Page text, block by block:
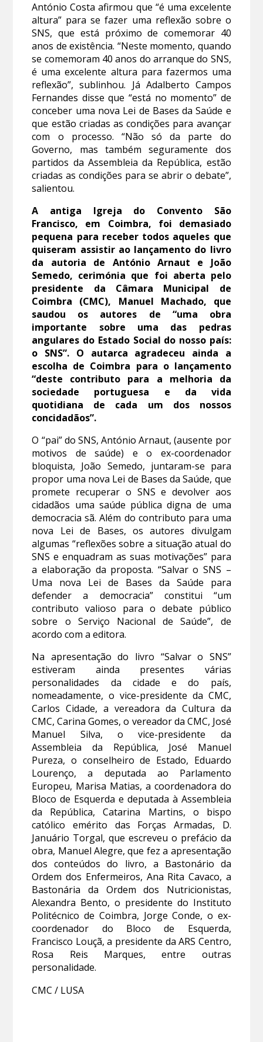
António Costa afirmou que “é uma excelente
altura” para se fazer uma reflexão sobre o
SNS, que está próximo de comemorar 40
anos de existência. “Neste momento, quando
se comemoram 40 anos do arranque do SNS,
é uma excelente altura para fazermos uma
reflexão”, sublinhou. Já Adalberto Campos
Fernandes disse que “está no momento” de
conceber uma nova Lei de Bases da Saúde e
que estão criadas as condições para avançar
com o processo. “Não só da parte do
Governo, mas também seguramente dos
partidos da Assembleia da República, estão
criadas as condições para se abrir o debate”,
salientou.
A antiga Igreja do Convento São
Francisco, em Coimbra, foi demasiado
pequena para receber todos aqueles que
quiseram assistir ao lançamento do livro
da autoria de António Arnaut e João
Semedo, cerimónia que foi aberta pelo
presidente da Câmara Municipal de
Coimbra (CMC), Manuel Machado, que
saudou os autores de “uma obra
importante sobre uma das pedras
angulares do Estado Social do nosso país:
o SNS”. O autarca agradeceu ainda a
escolha de Coimbra para o lançamento
“deste contributo para a melhoria da
sociedade portuguesa e da vida
quotidiana de cada um dos nossos
concidadãos”.
O “pai” do SNS, António Arnaut, (ausente por
motivos de saúde) e o ex-coordenador
bloquista, João Semedo, juntaram-se para
propor uma nova Lei de Bases da Saúde, que
promete recuperar o SNS e devolver aos
cidadãos uma saúde pública digna de uma
democracia sã. Além do contributo para uma
nova Lei de Bases, os autores divulgam
algumas “reflexões sobre a situação atual do
SNS e enquadram as suas motivações” para
a elaboração da proposta. “Salvar o SNS –
Uma nova Lei de Bases da Saúde para
defender a democracia” constitui “um
contributo valioso para o debate público
sobre o Serviço Nacional de Saúde”, de
acordo com a editora.
Na apresentação do livro “Salvar o SNS”
estiveram ainda presentes várias
personalidades da cidade e do país,
nomeadamente, o vice-presidente da CMC,
Carlos Cidade, a vereadora da Cultura da
CMC, Carina Gomes, o vereador da CMC, José
Manuel Silva, o vice-presidente da
Assembleia da República, José Manuel
Pureza, o conselheiro de Estado, Eduardo
Lourenço, a deputada ao Parlamento
Europeu, Marisa Matias, a coordenadora do
Bloco de Esquerda e deputada à Assembleia
da República, Catarina Martins, o bispo
católico emérito das Forças Armadas, D.
Januário Torgal, que escreveu o prefácio da
obra, Manuel Alegre, que fez a apresentação
dos conteúdos do livro, a Bastonário da
Ordem dos Enfermeiros, Ana Rita Cavaco, a
Bastonária da Ordem dos Nutricionistas,
Alexandra Bento, o presidente do Instituto
Politécnico de Coimbra, Jorge Conde, o ex-
coordenador do Bloco de Esquerda,
Francisco Louçã, a presidente da ARS Centro,
Rosa Reis Marques, entre outras
personalidade.
CMC / LUSA